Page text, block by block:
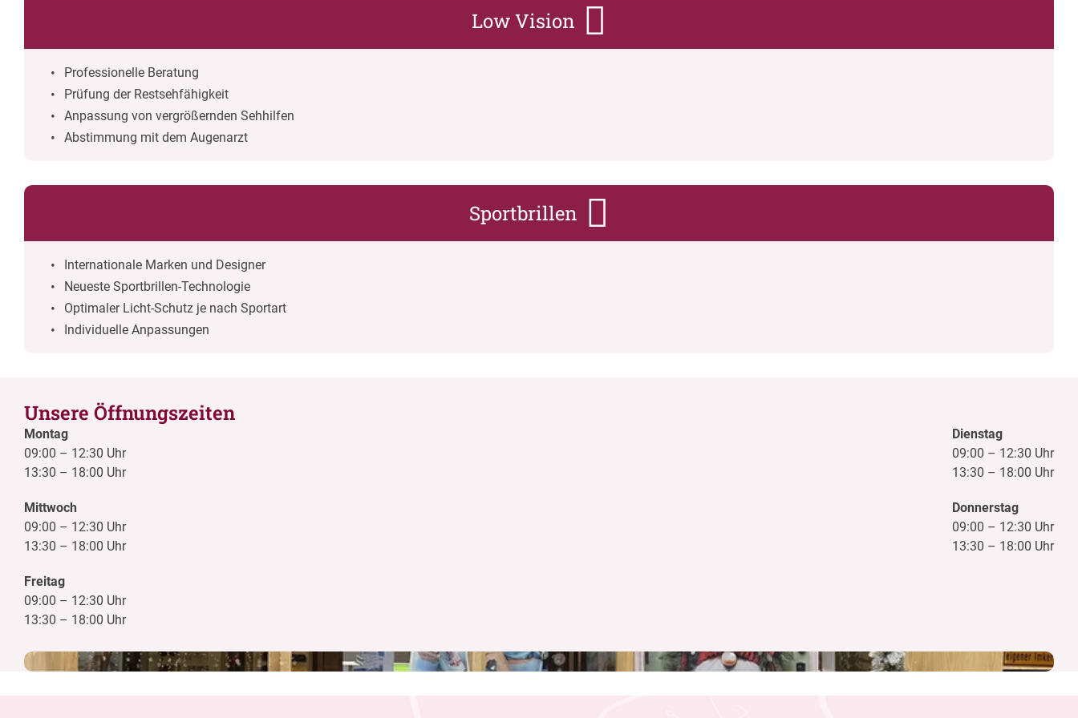
Low Vision
Professionelle Beratung
Prüfung der Restsehfähigkeit
Anpassung von vergrößernden Sehhilfen
Abstimmung mit dem Augenarzt
Sportbrillen
Internationale Marken und Designer
Neueste Sportbrillen-Technologie
Optimaler Licht-Schutz je nach Sportart
Individuelle Anpassungen
Unsere Öffnungszeiten
Montag
09:00 – 12:30 Uhr
13:30 – 18:00 Uhr
Dienstag
09:00 – 12:30 Uhr
13:30 – 18:00 Uhr
Mittwoch
09:00 – 12:30 Uhr
13:30 – 18:00 Uhr
Donnerstag
09:00 – 12:30 Uhr
13:30 – 18:00 Uhr
Freitag
09:00 – 12:30 Uhr
13:30 – 18:00 Uhr